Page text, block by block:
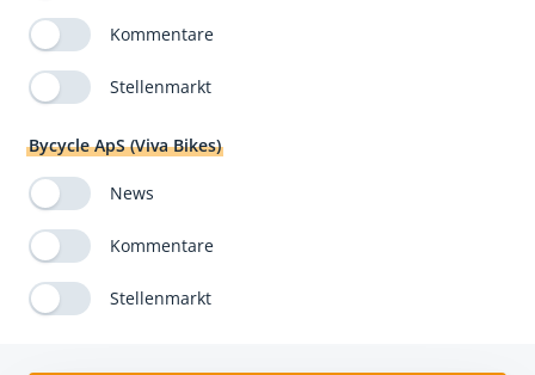
Kommentare
Stellenmarkt
Bycycle ApS (Viva Bikes)
News
Kommentare
Stellenmarkt